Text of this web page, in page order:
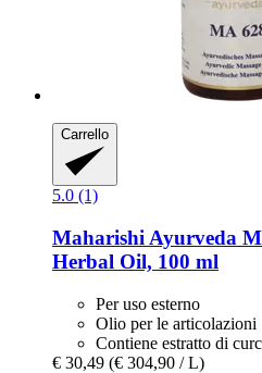
Carrello
5.0 (1)
Maharishi Ayurveda
Herbal Oil, 100 ml
Per uso esterno
Olio per le articolazioni
Contiene estratto di
€ 30,49 (€ 304,90 / L)